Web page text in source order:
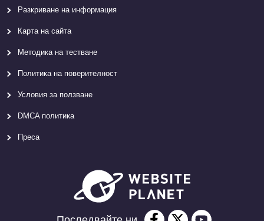
Разкриване на информация
Карта на сайта
Методика на тестване
Политика на поверителност
Условия за ползване
DMCA политика
Преса